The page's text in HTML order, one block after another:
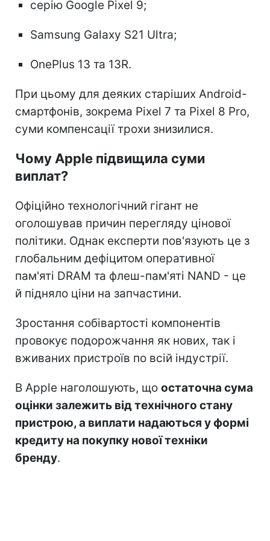
серію Google Pixel 9;
Samsung Galaxy S21 Ultra;
OnePlus 13 та 13R.
При цьому для деяких старіших Android-
смартфонів, зокрема Pixel 7 та Pixel 8 Pro,
суми компенсації трохи знизилися.
Чому Apple підвищила суми
виплат?
Офіційно технологічний гігант не
оголошував причин перегляду цінової
політики. Однак експерти пов'язують це з
глобальним дефіцитом оперативної
пам'яті DRAM та флеш-пам'яті NAND - це
й підняло ціни на запчастини.
Зростання собівартості компонентів
провокує подорожчання як нових, так і
вживаних пристроїв по всій індустрії.
В Apple наголошують, що остаточна сума
оцінки залежить від технічного стану
пристрою, а виплати надаються у формі
кредиту на покупку нової техніки
бренду.